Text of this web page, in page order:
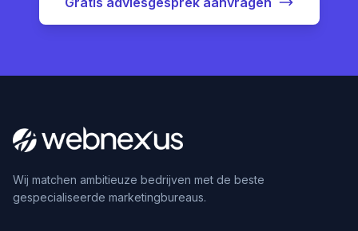
Wij matchen ambitieuze bedrijven met de beste
gespecialiseerde marketingbureaus.